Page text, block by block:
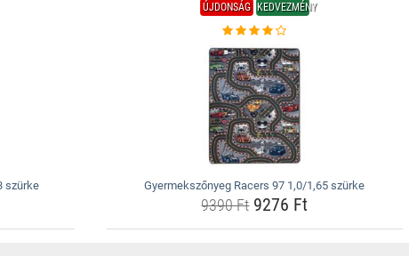
szürke
ÚJDONSÁG KEDVEZMÉNY
Gyermekszőnyeg Racers 97 1,0/1,65 szürke
9390 Ft9276 Ft